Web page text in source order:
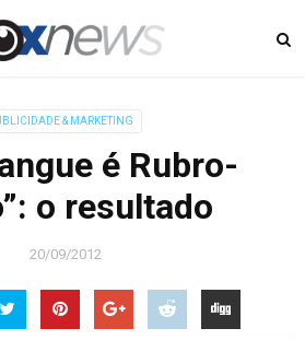
& MARKETING
é Rubro-
o resultado
20/09/2012